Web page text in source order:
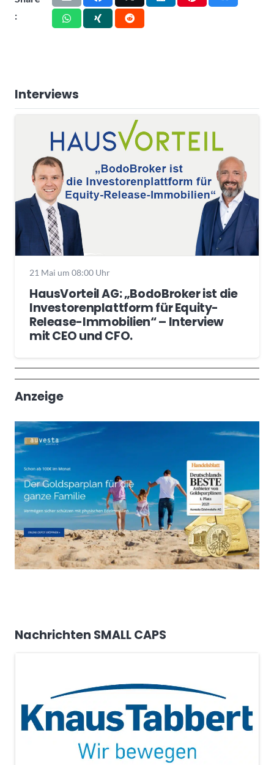
:
Interviews
21 Mai um 08:00 Uhr
HausVorteil AG: „BodoBroker ist die
Investorenplattform für Equity-
Release-Immobilien“ – Interview
mit CEO und CFO.
Wochenrückblick
Trendthemen
Anzeige
Nachrichten SMALL CAPS